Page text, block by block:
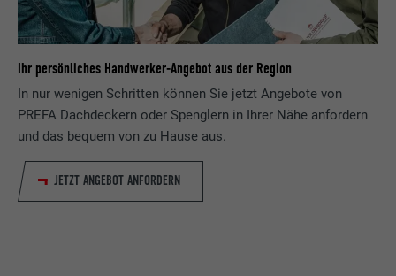
Ihr persönliches Handwerker-Angebot aus der Region
In nur wenigen Schritten können Sie jetzt Angebote von
PREFA Dachdeckern oder Spenglern in Ihrer Nähe anfordern
und das bequem von zu Hause aus.
JETZT ANGEBOT ANFORDERN
Besucher die Website nutzt, zu generieren.
Name _gaexp
Anbieter Google Optimize
Laufzeit Sitzung
Zweck
Speichert die vom Benutzer ausgewählte
Sprach version einer Webseite.
Name lang
Anbieter LinkedIn